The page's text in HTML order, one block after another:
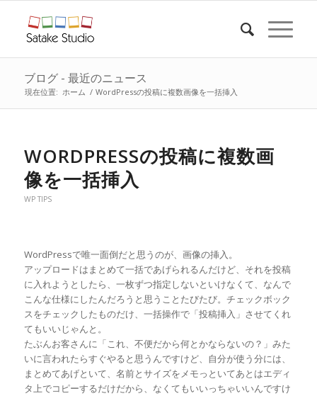
ブログ - 最近のニュース
現在位置: ホーム / WordPressの投稿に複数画像を一括挿入
WORDPRESSの投稿に複数画
像を一括挿入
WP TIPS
WordPressで唯一面倒だと思うのが、画像の挿入。
アップロードはまとめて一括であげられるんだけど、それを投稿
に入れようとしたら、一枚ずつ指定しないといけなくて、なんで
こんな仕様にしたんだろうと思うことたびたび。チェックボック
スをチェックしたものだけ、一括操作で「投稿挿入」させてくれ
てもいいじゃんと。
たぶんお客さんに「これ、不便だから何とかならないの？」みた
いに言われたらすぐやると思うんですけど、自分が使う分には、
まとめてあげといて、名前とサイズをメモっといてあとはエディ
タ上でコピーするだけだから、なくてもいいっちゃいいんですけ